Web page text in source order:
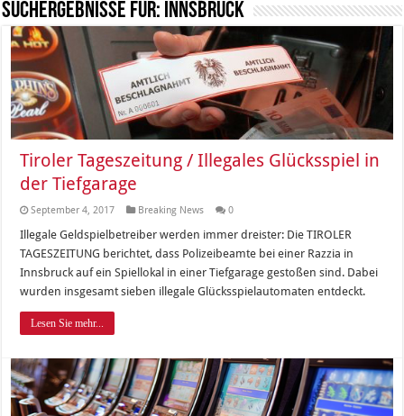
Suchergebnisse für: Innsbruck
Tiroler Tageszeitung / Illegales Glücksspiel in
der Tiefgarage
September 4, 2017 Breaking News 0
Illegale Geldspielbetreiber werden immer dreister: Die TIROLER
TAGESZEITUNG berichtet, dass Polizeibeamte bei einer Razzia in
Innsbruck auf ein Spiellokal in einer Tiefgarage gestoßen sind. Dabei
wurden insgesamt sieben illegale Glücksspielautomaten entdeckt.
Lesen Sie mehr...